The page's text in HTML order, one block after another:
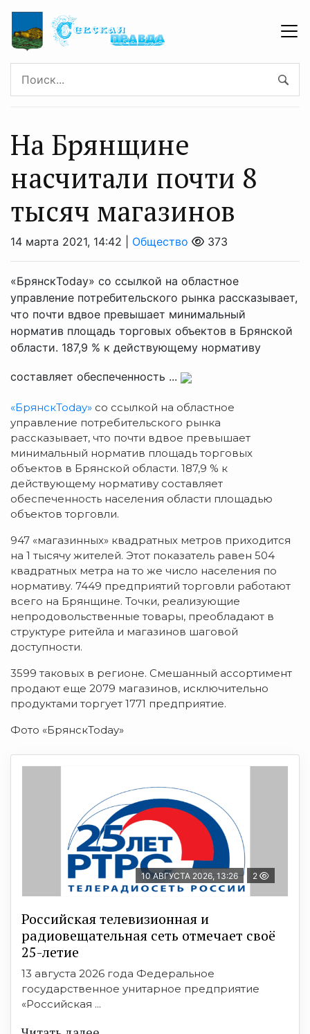
На Брянщине
насчитали почти 8
тысяч магазинов
14 марта 2021, 14:42 | Общество 373
«БрянскToday» со ссылкой на областное
управление потребительского рынка рассказывает,
что почти вдвое превышает минимальный
норматив площадь торговых объектов в Брянской
области. 187,9 % к действующему нормативу
составляет обеспеченность ...
«БрянскToday» со ссылкой на областное
управление потребительского рынка
рассказывает, что почти вдвое превышает
минимальный норматив площадь торговых
объектов в Брянской области. 187,9 % к
действующему нормативу составляет
обеспеченность населения области площадью
объектов торговли.
947 «магазинных» квадратных метров приходится
на 1 тысячу жителей. Этот показатель равен 504
квадратных метра на то же число населения по
нормативу. 7449 предприятий торговли работают
всего на Брянщине. Точки, реализующие
непродовольственные товары, преобладают в
структуре ритейла и магазинов шаговой
доступности.
3599 таковых в регионе. Смешанный ассортимент
продают еще 2079 магазинов, исключительно
продуктами торгует 1771 предприятие.
Фото «БрянскToday»
10 АВГУСТА 2026, 13:26 2
Российская телевизионная и
радиовещательная сеть отмечает своё
25-летие
13 августа 2026 года Федеральное
государственное унитарное предприятие
«Российская ...